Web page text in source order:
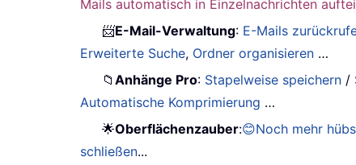
Mails automatisch in Einzelnachrichten
📨E-Mail-Verwaltung: E-Mails
Erweiterte Suche, Ordner organisieren …
📁Anhänge Pro: Stapelweise speichern /
Automatische Komprimierung …
🌟Oberflächenzauber:😊Noch mehr
schließen...